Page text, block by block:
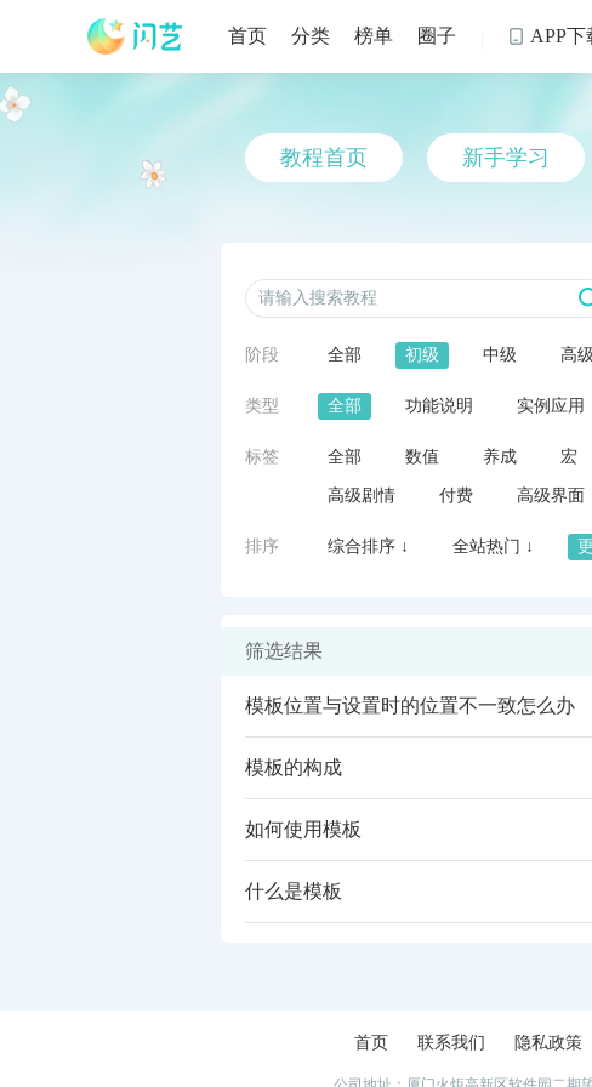
首页 分类 榜单 圈子  APP下
教程首页 新手学习
阶段 全部 初级 中级 高级
类型 全部 功能说明 实例应用
标签 全部 数值 养成 宏
高级剧情 付费 高级界面
排序 综合排序 ↓ 全站热门 ↓
筛选结果
模板位置与设置时的位置不一致怎么办
模板的构成
如何使用模板
什么是模板
首页 联系我们 隐私政策